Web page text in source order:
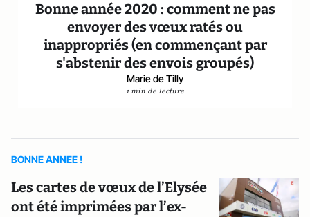
Bonne année 2020 : comment ne pas
envoyer des vœux ratés ou
inappropriés (en commençant par
s'abstenir des envois groupés)
Marie de Tilly
1 min de lecture
BONNE ANNEE !
Les cartes de vœux de l’Elysée
ont été imprimées par l’ex-